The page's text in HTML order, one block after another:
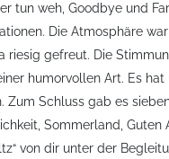
tun weh, Goodbye und
Die Atmosphäre
riesig gefreut. Die
humorvollen Art. Es
Zum Schluss gab es
Sommerland,
von dir unter der